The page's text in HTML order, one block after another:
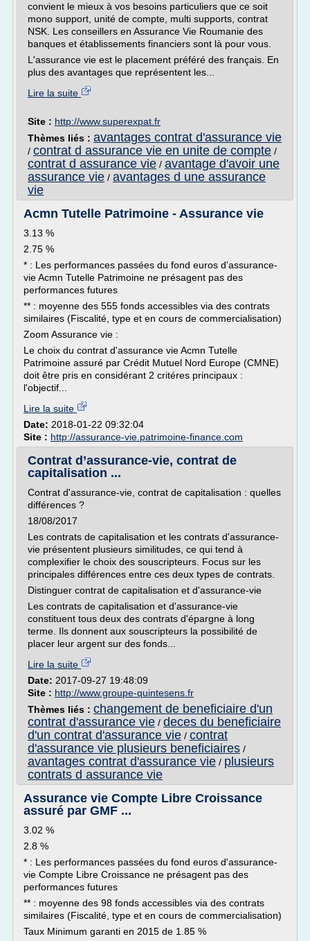
convient le mieux à vos besoins particuliers que ce soit
mono support, unité de compte, multi supports, contrat
NSK. Les conseillers en Assurance Vie Roumanie des
banques et établissements financiers sont là pour vous.
L'assurance vie est le placement préféré des français. En
plus des avantages que représentent les...
Lire la suite
Site : http://www.superexpat.fr
Thèmes liés : avantages contrat d'assurance vie
/ contrat d assurance vie en unite de compte /
contrat d assurance vie / avantage d'avoir une
assurance vie / avantages d une assurance
vie
Acmn Tutelle Patrimoine - Assurance vie
3.13 %
2.75 %
* : Les performances passées du fond euros d'assurance-
vie Acmn Tutelle Patrimoine ne présagent pas des
performances futures
** : moyenne des 555 fonds accessibles via des contrats
similaires (Fiscalité, type et en cours de commercialisation)
Zoom Assurance vie :
Le choix du contrat d'assurance vie Acmn Tutelle
Patrimoine assuré par Crédit Mutuel Nord Europe (CMNE)
doit être pris en considérant 2 critéres principaux :
l'objectif...
Lire la suite
Date: 2018-01-22 09:32:04
Site : http://assurance-vie.patrimoine-finance.com
Contrat d’assurance-vie, contrat de
capitalisation ...
Contrat d'assurance-vie, contrat de capitalisation : quelles
différences ?
18/08/2017
Les contrats de capitalisation et les contrats d'assurance-
vie présentent plusieurs similitudes, ce qui tend à
complexifier le choix des souscripteurs. Focus sur les
principales différences entre ces deux types de contrats.
Distinguer contrat de capitalisation et d'assurance-vie
Les contrats de capitalisation et d'assurance-vie
constituent tous deux des contrats d'épargne à long
terme. Ils donnent aux souscripteurs la possibilité de
placer leur argent sur des fonds...
Lire la suite
Date: 2017-09-27 19:48:09
Site : http://www.groupe-quintesens.fr
Thèmes liés : changement de beneficiaire d'un
contrat d'assurance vie / deces du beneficiaire
d'un contrat d'assurance vie / contrat
d'assurance vie plusieurs beneficiaires /
avantages contrat d'assurance vie / plusieurs
contrats d assurance vie
Assurance vie Compte Libre Croissance
assuré par GMF ...
3.02 %
2.8 %
* : Les performances passées du fond euros d'assurance-
vie Compte Libre Croissance ne présagent pas des
performances futures
** : moyenne des 98 fonds accessibles via des contrats
similaires (Fiscalité, type et en cours de commercialisation)
Taux Minimum garanti en 2015 de 1.85 %